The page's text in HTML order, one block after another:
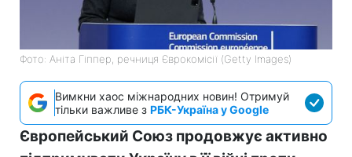
Фото: Аніта Гіппер, речниця Єврокомісії (Getty Images)
Вимкни хаос міжнародних новин! Отримуй
тільки важливе з РБК-Україна у Google
Європейський Союз продовжує активно